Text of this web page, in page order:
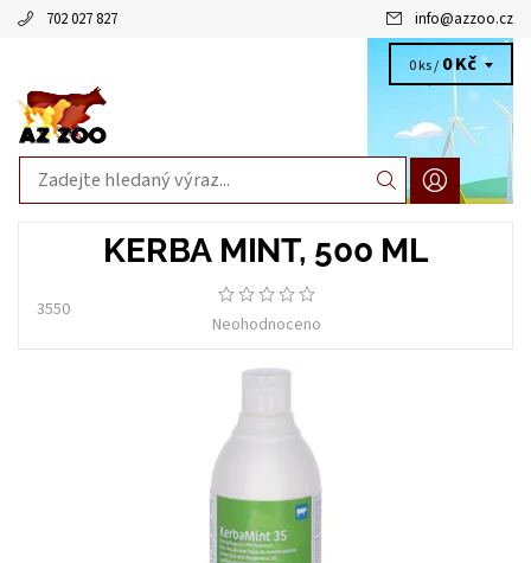
702 027 827 info@azzoo.cz
0 ks / 0 Kč
KERBA MINT, 500 ML
3550
Neohodnoceno